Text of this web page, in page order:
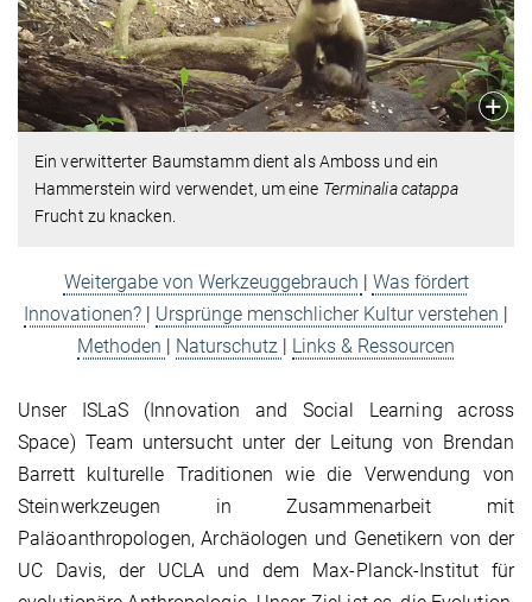
Ein verwitterter Baumstamm dient als Amboss und ein
Hammerstein wird verwendet, um eine Terminalia catappa
Frucht zu knacken.
Weitergabe von Werkzeuggebrauch | Was fördert
Innovationen? | Ursprünge menschlicher Kultur verstehen |
Methoden | Naturschutz | Links & Ressourcen
Unser ISLaS (Innovation and Social Learning across
Space) Team untersucht unter der Leitung von Brendan
Barrett kulturelle Traditionen wie die Verwendung von
Steinwerkzeugen in Zusammenarbeit mit
Paläoanthropologen, Archäologen und Genetikern von der
UC Davis, der UCLA und dem Max-Planck-Institut für